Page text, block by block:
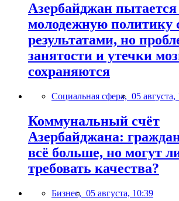
Азербайджан пытается
молодежную политику
результатами, но
занятости и утечки
сохраняются
Социальная сфера, 05 августа,
Коммунальный счёт
Азербайджана:
всё больше, но могут
требовать качества?
Бизнес, 05 августа, 10:39